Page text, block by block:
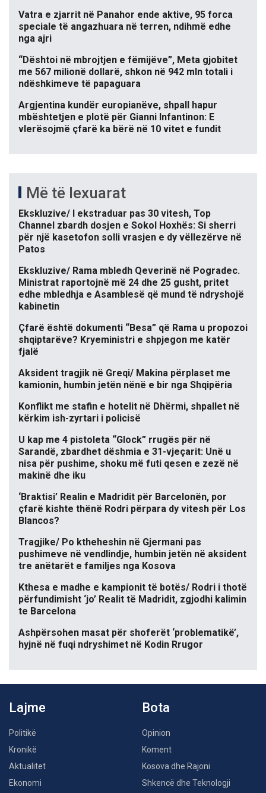
Vatra e zjarrit në Panahor ende aktive, 95 forca
speciale të angazhuara në terren, ndihmë edhe
nga ajri
“Dështoi në mbrojtjen e fëmijëve”, Meta gjobitet
me 567 milionë dollarë, shkon në 942 mln totali i
ndëshkimeve të papaguara
Argjentina kundër europianëve, shpall hapur
mbështetjen e plotë për Gianni Infantinon: E
vlerësojmë çfarë ka bërë në 10 vitet e fundit
Më të lexuarat
Ekskluzive/ I ekstraduar pas 30 vitesh, Top
Channel zbardh dosjen e Sokol Hoxhës: Si sherri
për një kasetofon solli vrasjen e dy vëllezërve në
Patos
Ekskluzive/ Rama mbledh Qeverinë në Pogradec.
Ministrat raportojnë më 24 dhe 25 gusht, pritet
edhe mbledhja e Asamblesë që mund të ndryshojë
kabinetin
Çfarë është dokumenti “Besa” që Rama u propozoi
shqiptarëve? Kryeministri e shpjegon me katër
fjalë
Aksident tragjik në Greqi/ Makina përplaset me
kamionin, humbin jetën nënë e bir nga Shqipëria
Konflikt me stafin e hotelit në Dhërmi, shpallet në
kërkim ish-zyrtari i policisë
U kap me 4 pistoleta “Glock” rrugës për në
Sarandë, zbardhet dëshmia e 31-vjeçarit: Unë u
nisa për pushime, shoku më futi qesen e zezë në
makinë dhe iku
‘Braktisi’ Realin e Madridit për Barcelonën, por
çfarë kishte thënë Rodri përpara dy vitesh për Los
Blancos?
Tragjike/ Po ktheheshin në Gjermani pas
pushimeve në vendlindje, humbin jetën në aksident
tre anëtarët e familjes nga Kosova
Kthesa e madhe e kampionit të botës/ Rodri i thotë
përfundimisht ‘jo’ Realit të Madridit, zgjodhi kalimin
te Barcelona
Ashpërsohen masat për shoferët ‘problematikë’,
hyjnë në fuqi ndryshimet në Kodin Rrugor
Lajme
Politikë
Kronikë
Aktualitet
Ekonomi
Bota
Opinion
Koment
Kosova dhe Rajoni
Shkencë dhe Teknologji